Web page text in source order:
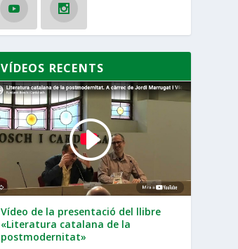
VÍDEOS RECENTS
Vídeo de la presentació del llibre
«Literatura catalana de la
postmodernitat»